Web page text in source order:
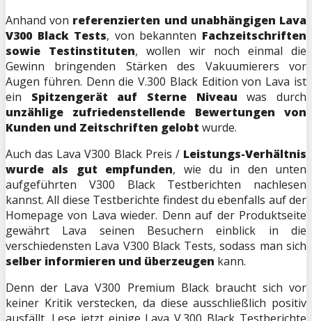
Anhand von referenzierten und unabhängigen Lava
V300 Black Tests, von bekannten Fachzeitschriften
sowie Testinstituten, wollen wir noch einmal die
Gewinn bringenden Stärken des Vakuumierers vor
Augen führen. Denn die V.300 Black Edition von Lava ist
ein Spitzengerät auf Sterne Niveau was durch
unzählige zufriedenstellende Bewertungen von
Kunden und Zeitschriften gelobt wurde.
Auch das Lava V300 Black Preis / Leistungs-Verhältnis
wurde als gut empfunden, wie du in den unten
aufgeführten V300 Black Testberichten nachlesen
kannst. All diese Testberichte findest du ebenfalls auf der
Homepage von Lava wieder. Denn auf der Produktseite
gewährt Lava seinen Besuchern einblick in die
verschiedensten Lava V300 Black Tests, sodass man sich
selber informieren und überzeugen kann.
Denn der Lava V300 Premium Black braucht sich vor
keiner Kritik verstecken, da diese ausschließlich positiv